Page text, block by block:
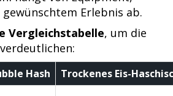
Erlebnis ab.
Vergleichstabelle, um die
Hash Trockenes Eis-